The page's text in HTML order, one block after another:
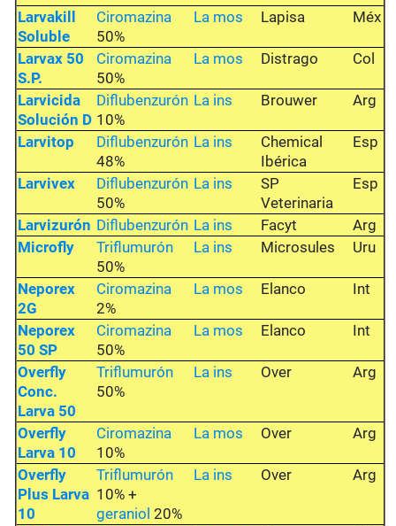
Larvakill
Soluble
Ciromazina
50%
La mos Lapisa Méx
Larvax 50
S.P.
Ciromazina
50%
La mos Distrago Col
Larvicida
Solución D
Diflubenzurón
10%
La ins Brouwer Arg
Larvitop
Diflubenzurón
48%
La ins
Chemical
Ibérica
Esp
Larvivex
Diflubenzurón
50%
La ins
SP
Veterinaria
Esp
Larvizurón Diflubenzurón La ins Facyt
Arg
Microfly
Triflumurón
50%
La ins Microsules Uru
Neporex
2G
Ciromazina
2%
La mos Elanco Int
Neporex
50 SP
Ciromazina
50%
La mos Elanco Int
Overfly
Conc.
Larva 50
Triflumurón
50%
La ins Over Arg
Overfly
Larva 10
Ciromazina
10%
La mos Over Arg
Overfly
Plus Larva
10
Triflumurón
10% +
geraniol 20%
La ins Over Arg